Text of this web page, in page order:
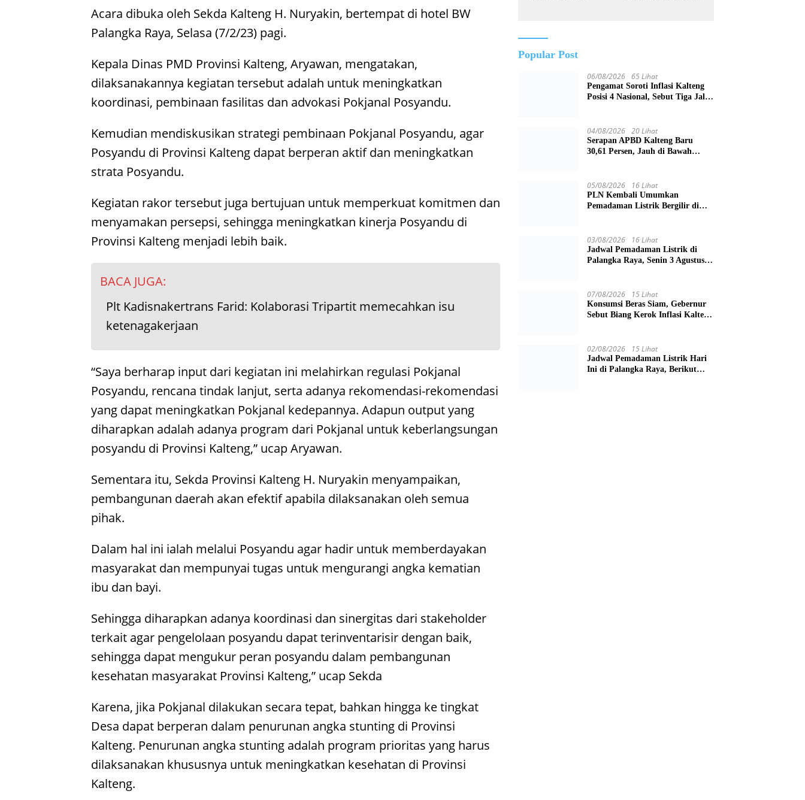
Acara dibuka oleh Sekda Kalteng H. Nuryakin, bertempat di hotel BW
Palangka Raya, Selasa (7/2/23) pagi.
Kepala Dinas PMD Provinsi Kalteng, Aryawan, mengatakan,
dilaksanakannya kegiatan tersebut adalah untuk meningkatkan
koordinasi, pembinaan fasilitas dan advokasi Pokjanal Posyandu.
Kemudian mendiskusikan strategi pembinaan Pokjanal Posyandu, agar
Posyandu di Provinsi Kalteng dapat berperan aktif dan meningkatkan
strata Posyandu.
Kegiatan rakor tersebut juga bertujuan untuk memperkuat komitmen dan
menyamakan persepsi, sehingga meningkatkan kinerja Posyandu di
Provinsi Kalteng menjadi lebih baik.
BACA JUGA:
Plt Kadisnakertrans Farid: Kolaborasi Tripartit memecahkan isu
ketenagakerjaan
“Saya berharap input dari kegiatan ini melahirkan regulasi Pokjanal
Posyandu, rencana tindak lanjut, serta adanya rekomendasi-rekomendasi
yang dapat meningkatkan Pokjanal kedepannya. Adapun output yang
diharapkan adalah adanya program dari Pokjanal untuk keberlangsungan
posyandu di Provinsi Kalteng,” ucap Aryawan.
Sementara itu, Sekda Provinsi Kalteng H. Nuryakin menyampaikan,
pembangunan daerah akan efektif apabila dilaksanakan oleh semua
pihak.
Dalam hal ini ialah melalui Posyandu agar hadir untuk memberdayakan
masyarakat dan mempunyai tugas untuk mengurangi angka kematian
ibu dan bayi.
Sehingga diharapkan adanya koordinasi dan sinergitas dari stakeholder
terkait agar pengelolaan posyandu dapat terinventarisir dengan baik,
sehingga dapat mengukur peran posyandu dalam pembangunan
kesehatan masyarakat Provinsi Kalteng,” ucap Sekda
Karena, jika Pokjanal dilakukan secara tepat, bahkan hingga ke tingkat
Desa dapat berperan dalam penurunan angka stunting di Provinsi
Kalteng. Penurunan angka stunting adalah program prioritas yang harus
dilaksanakan khususnya untuk meningkatkan kesehatan di Provinsi
Kalteng.
Popular Post
06/08/2026 65 Lihat
Pengamat Soroti Inflasi Kalteng
Posisi 4 Nasional, Sebut Tiga Jalur
04/08/2026 20 Lihat
Serapan APBD Kalteng Baru
30,61 Persen, Jauh di Bawah
05/08/2026 16 Lihat
PLN Kembali Umumkan
Pemadaman Listrik Bergilir di
03/08/2026 16 Lihat
Jadwal Pemadaman Listrik di
Palangka Raya, Senin 3 Agustus
07/08/2026 15 Lihat
Konsumsi Beras Siam, Gebernur
Sebut Biang Kerok Inflasi Kalteng
02/08/2026 15 Lihat
Jadwal Pemadaman Listrik Hari
Ini di Palangka Raya, Berikut